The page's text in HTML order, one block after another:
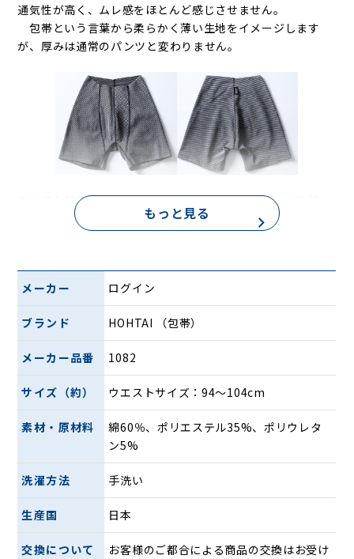
通気性が高く、ムレ感をほとんど感じさせません。
包帯という言葉から柔らかく薄い生地をイメージします
が、厚みは通常のパンツと変わりません。
ウエスト部分にゴムを使わず生地端を使用する「ヘム仕様」
で仕上げたのが「ゴムなしパンツ」。夏場は汗がたまり、冬
場はかゆくなるウエスト部分の負担を減らしました。生地の
によって、ずり落ちない安定感を実現した画期的なパンツで
す。
夏は蒸れにくく冬は暖かい
一般的な生地と比較して、湿気を逃がす包帯生地。夏の暑
い日でも蒸れにくい特徴があり、快適に装着可能です。
激しく動いても擦れない
少。少ない抵抗摩擦でまとわりつかない快適なはき心地を実
ベタつきを軽減
包帯生地に編み込まれた綿とポリエステル、ポリウレタンに
え、夏場のスポーツの際にも最適な素材となっています。
もっと見る
メーカー ログイン
ブランド HOHTAI （包帯）
メーカー品番 1082
サイズ（約） ウエストサイズ：94〜104cm
素材・原材料
綿60％、ポリエステル35%、ポリウレタ
ン5%
洗濯方法 手洗い
生産国 日本
交換について
お客様のご都合による商品の交換はお受け